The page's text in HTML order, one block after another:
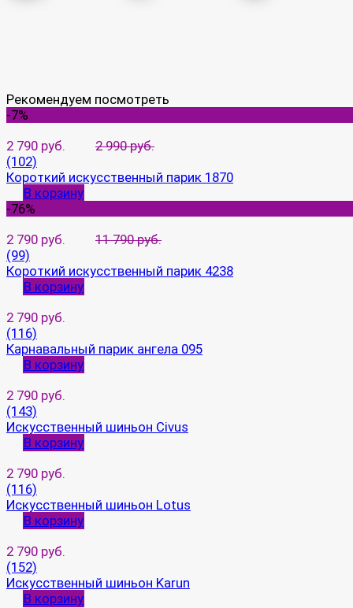
Рекомендуем посмотреть
-7%
2 790 руб.
2 990 руб.
(102)
Короткий искусственный парик 1870
В корзину
-76%
2 790 руб.
11 790 руб.
(99)
Короткий искусственный парик 4238
В корзину
2 790 руб.
(116)
Карнавальный парик ангела 095
В корзину
2 790 руб.
(143)
Искусственный шиньон Civus
В корзину
2 790 руб.
(116)
Искусственный шиньон Lotus
В корзину
2 790 руб.
(152)
Искусственный шиньон Karun
В корзину